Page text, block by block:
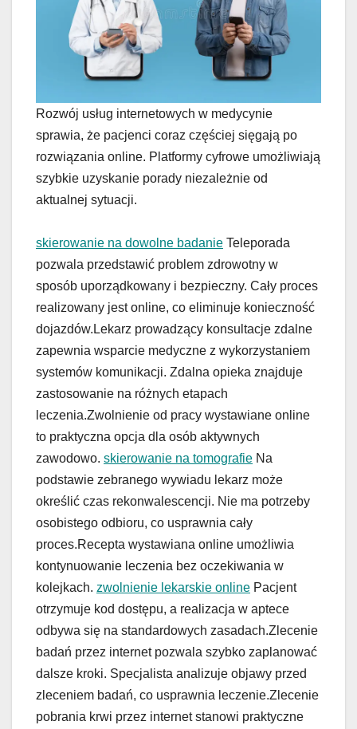
Rozwój usług internetowych w medycynie
sprawia, że pacjenci coraz częściej sięgają po
rozwiązania online. Platformy cyfrowe umożliwiają
szybkie uzyskanie porady niezależnie od
aktualnej sytuacji.
skierowanie na dowolne badanie Teleporada
pozwala przedstawić problem zdrowotny w
sposób uporządkowany i bezpieczny. Cały proces
realizowany jest online, co eliminuje konieczność
dojazdów.Lekarz prowadzący konsultacje zdalne
zapewnia wsparcie medyczne z wykorzystaniem
systemów komunikacji. Zdalna opieka znajduje
zastosowanie na różnych etapach
leczenia.Zwolnienie od pracy wystawiane online
to praktyczna opcja dla osób aktywnych
zawodowo. skierowanie na tomografie Na
podstawie zebranego wywiadu lekarz może
określić czas rekonwalescencji. Nie ma potrzeby
osobistego odbioru, co usprawnia cały
proces.Recepta wystawiana online umożliwia
kontynuowanie leczenia bez oczekiwania w
kolejkach. zwolnienie lekarskie online Pacjent
otrzymuje kod dostępu, a realizacja w aptece
odbywa się na standardowych zasadach.Zlecenie
badań przez internet pozwala szybko zaplanować
dalsze kroki. Specjalista analizuje objawy przed
zleceniem badań, co usprawnia leczenie.Zlecenie
pobrania krwi przez internet stanowi praktyczne